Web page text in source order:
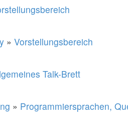
» Vorstellungsbereich
Talk-Brett
» Programmiersprachen,